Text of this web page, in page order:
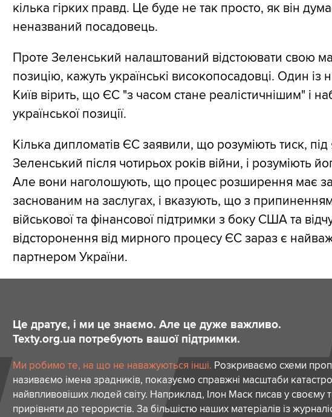
кілька гірких правд. Це буде не так просто, як він
неназваний посадовець.
Проте Зеленський налаштований відстоювати свою
позицію, кажуть українські високопосадовці. Один із
Київ вірить, що ЄС "з часом стане реалістичнішим" і
української позиції.
Кілька дипломатів ЄС заявили, що розуміють тиск,
Зеленський після чотирьох років війни, і розуміють
Але вони наголошують, що процес розширення має
заснованим на заслугах, і вказують, що з
військової та фінансової підтримки з боку США та
відсторонення від мирного процесу ЄС зараз є
партнером України.
Це дратує, і ми це знаємо. Але це дуже важливо.
Texty.org.ua потребують вашої підтримки.
Ми робимо те, на що не наважуються інші. Розкриваємо схеми
називаємо імена зрадників, показуємо справжні масштаби
найвпливовіших людей світу. Наприклад, Ілон Маск писав у своєму
прирівняти до терористів. За більшістю наших матеріалів із